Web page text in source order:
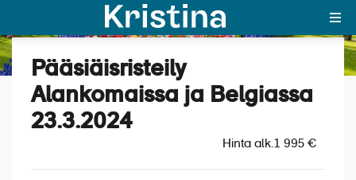
MAJAKKA-portaali
Katso kuvat (5)
Pääsiäisristeily
Alankomaissa ja Belgiassa
23.3.2024
Hinta alk.1 995 €